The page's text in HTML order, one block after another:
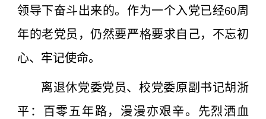
领导下奋斗出来的。作为一个入党已经60周
年的老党员，仍然要严格要求自己，不忘初
心、牢记使命。
离退休党委党员、校党委原副书记胡浙
平：百零五年路，漫漫亦艰辛。先烈洒血